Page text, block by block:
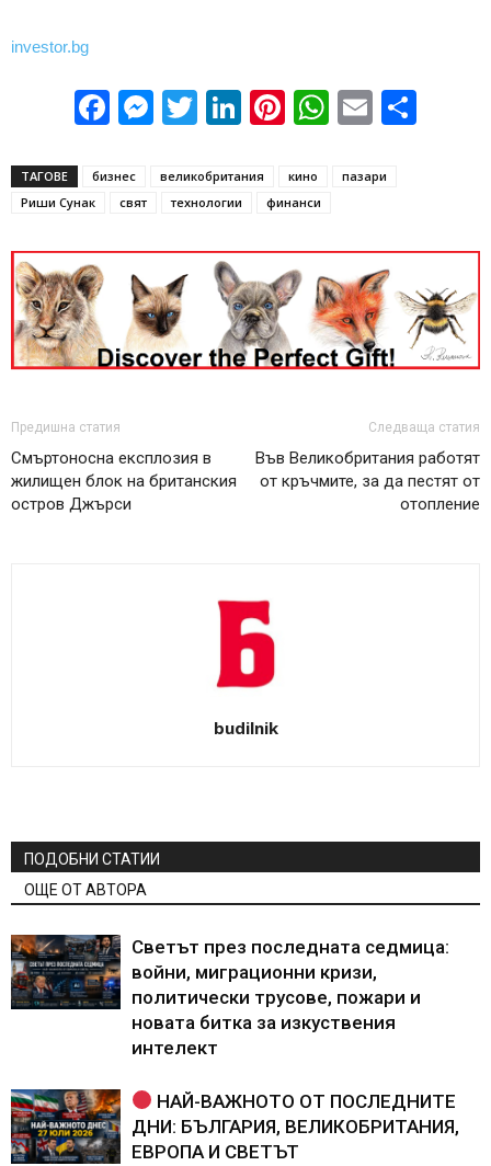
investor.bg
Facebook
Messenger
Twitter
LinkedIn
Pinterest
WhatsApp
Email
ТАГОВЕ бизнес великобритания кино
пазари
Риши Сунак
свят технологии финанси
Предишна статия
Смъртоносна експлозия в
жилищен блок на британския
остров Джърси
Следваща статия
Във Великобритания работят
от кръчмите, за да пестят от
отопление
budilnik
ПОДОБНИ СТАТИИ
ОЩЕ ОТ АВТОРА
Светът през последната седмица:
войни, миграционни кризи,
политически трусове, пожари и
новата битка за изкуствения
интелект
НАЙ-ВАЖНОТО ОТ ПОСЛЕДНИТЕ
ДНИ: БЪЛГАРИЯ, ВЕЛИКОБРИТАНИЯ,
ЕВРОПА И СВЕТЪТ